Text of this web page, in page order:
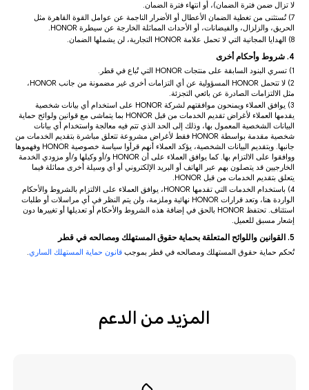
لا تزال ضمن فترة الضمان)، أو انتهاء فترة الضمان.
7) تُستثنى من تغطية الضمان الأعطال أو الأضرار الناجمة عن عوامل القوة القاهرة مثل
الحريق، والزلزال، والفيضانات، أو الأحداث المماثلة الخارجة عن سيطرة HONOR.
8) الهدايا المجانية التي لا تحمل علامة HONOR التجارية، لن يشملها الضمان.
4. شروط وأحكام أخرى
1) تسري البنود السابقة على منتجات HONOR التي تُباع في قطر.
2) لا تتحمل HONOR المسؤولية عن أي التزامات أخرى غير مضمونة من جانب HONOR،
مثل الالتزامات الصادرة عن بائعي التجزئة.
3) يوافق العملاء ويمنحون موافقتهم لشركة HONOR على استخدام أي بيانات شخصية
يقدمها العملاء لأغراض تقديم الخدمات من قبل HONOR بما يتماشى مع قوانين ولوائح حماية
البيانات الشخصية المعمول بها، وذلك إلى الحد الذي تتم فيه معالجة واستخدام أي بيانات
شخصية مقدمة بواسطة HONOR فقط لأغراض مشروعة تتعلق مباشرة بتقديم الخدمات من
جانبها. وبتقديم البيانات الشخصية، يؤكد العملاء أنهم قرأوا سياسة خصوصية HONOR وفهموها
ووافقوا على الالتزام بها. كما يوافق العملاء على أن HONOR و/أو وكيلها و/أو مزودي الخدمة
الخارجيين قد يتصلون بهم عبر الهاتف أو البريد الإلكتروني أو أي وسيلة أخرى مماثلة فيما
يتعلق بتقديم الخدمات من قبل HONOR.
4) باستخدام الخدمات التي تقدمها HONOR، يوافق العملاء على الالتزام بالشروط والأحكام
الواردة هنا، وتعد قرارات HONOR نهائية وملزمة، ولن يتم النظر في أي مراسلات أو طلبات
استئناف. تحتفظ HONOR بالحق في إضافة هذه الشروط والأحكام أو تعديلها أو تغييرها دون
إشعار مسبق للعميل.
5. القوانين واللوائح المتعلقة بحماية حقوق المستهلك ومصالحه في قطر
تُحكم حماية حقوق المستهلك ومصالحه في قطر بموجبقانون حماية المستهلك الساري
المزيد من الدعم